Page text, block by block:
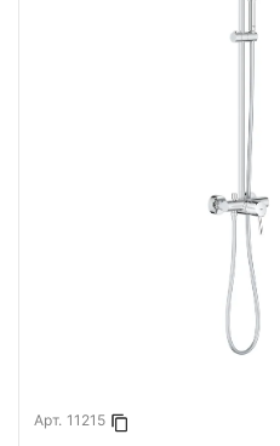
Арт. 11215
Копировать в буфер